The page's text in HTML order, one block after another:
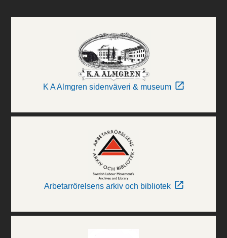
K A Almgren sidenväveri & museum
Arbetarrörelsens arkiv och bibliotek